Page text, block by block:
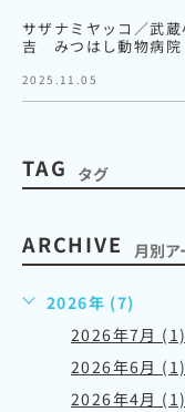
サザナミヤッコ／武
吉 みつはし動物病院
2025.11.05
TAG タグ
ARCHIVE 月別ア
2026年 (7)
2026年7月 (1)
2026年6月 (1)
2026年4月 (1)